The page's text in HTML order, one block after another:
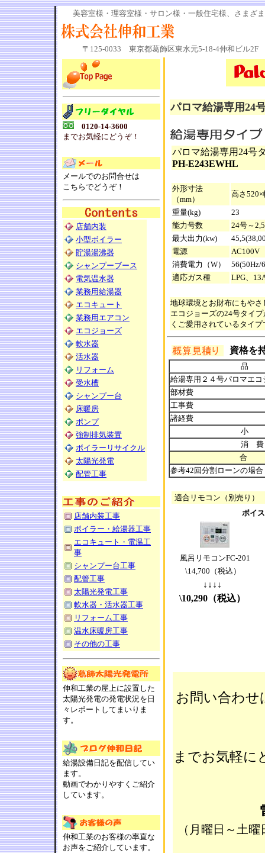
美容室様・理容室様・サロン様・一般住宅様、さま
〒125-0033 東京都葛飾区東水元5-18-4伸和ビル
0120-14-3600
までお気軽にどうぞ！
メールでのお問合せは
こちらでどうぞ！
店舗内装
小型ボイラー
貯湯湯沸器
シャンプーブース
電気温水器
業務用給湯器
エコキュート
業務用エアコン
エコジョーズ
軟水器
活水器
リフォーム
受水槽
シャンプー台
床暖房
ポンプ
強制排気装置
ボイラーリサイクル
太陽光発電
配管工事
店舗内装工事
ボイラー・給湯器工事
エコキュート・電温工
事
シャンプー台工事
配管工事
太陽光発電工事
軟水器・活水器工事
リフォーム工事
温水床暖房工事
その他の工事
伸和工業の屋上に設置した
太陽光発電の発電状況を日
々レポートしてまいりま
す。
給湯設備日記を配信してい
ます。
動画でわかりやすくご紹介
しています。
伸和工業のお客様の率直な
お声をご紹介しています。
パロマ給湯専用24
パロマ給湯専用24号
PH-E243EWHL
外形寸法
（mm）
高さ
重量(kg)
23
能力号数
24号～
最大出力(kw)
電源
AC100V
消費電力（W）
56(50Hz/
適応ガス種
LPG、
地球環境とお財布にもや
エコジョーズの24号タイ
くご愛用されているタイプ
資格を
品
給湯専用２４号パロマエコ
部材費
工事費
諸経費
小
消
合
参考42回分割ローンの場
適合リモコン（別売り）
ボイ
風呂リモコンFC-201
\14,700（税込）
↓↓↓↓
\10,290（税込）
お問い合わせ
までお気軽に
（月曜日～土